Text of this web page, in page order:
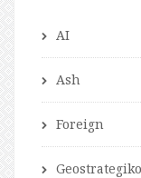
AI
Ash
Foreign